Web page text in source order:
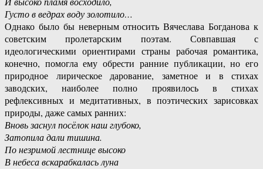
Густо в ведрах воду золотило…
Однако было бы неверным относить Вячеслава Богданова к
советским пролетарским поэтам. Совпавшая с
идеологическими ориентирами страны рабочая романтика,
конечно, помогла ему обрести ранние публикации, но его
природное лирическое дарование, заметное и в стихах
заводских, наиболее полно проявилось в стихах
рефлексивных и медитативных, в поэтических зарисовках
природы, даже самых ранних:
Вновь заснул посёлок наш глубоко,
Затопила дали тишина.
По незримой лестнице высоко
В небеса вскарабкалась луна